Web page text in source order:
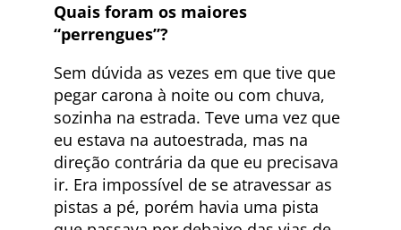
Quais foram os maiores
“perrengues”?
Sem dúvida as vezes em que tive que
pegar carona à noite ou com chuva,
sozinha na estrada. Teve uma vez que
eu estava na autoestrada, mas na
direção contrária da que eu precisava
ir. Era impossível de se atravessar as
pistas a pé, porém havia uma pista